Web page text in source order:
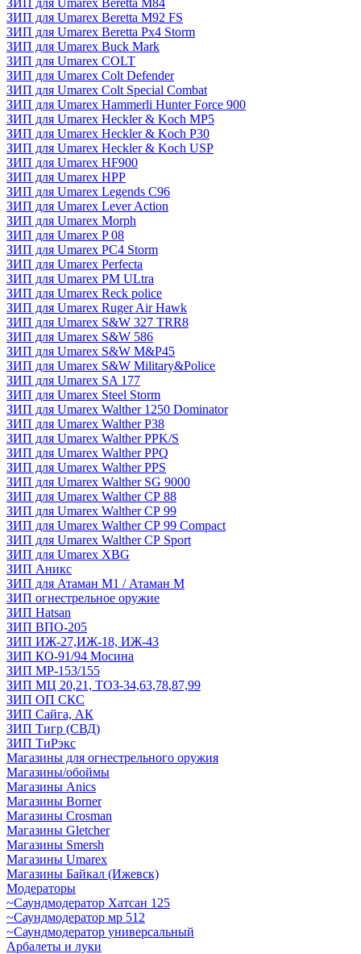
ЗИП для Umarex Beretta M84
ЗИП для Umarex Beretta M92 FS
ЗИП для Umarex Beretta Px4 Storm
ЗИП для Umarex Buck Mark
ЗИП для Umarex COLT
ЗИП для Umarex Colt Defender
ЗИП для Umarex Colt Special Combat
ЗИП для Umarex Hammerli Hunter Force 900
ЗИП для Umarex Heckler & Koch MP5
ЗИП для Umarex Heckler & Koch P30
ЗИП для Umarex Heckler & Koch USP
ЗИП для Umarex HF900
ЗИП для Umarex HPP
ЗИП для Umarex Legends C96
ЗИП для Umarex Lever Action
ЗИП для Umarex Morph
ЗИП для Umarex P 08
ЗИП для Umarex PC4 Storm
ЗИП для Umarex Perfecta
ЗИП для Umarex PM ULtra
ЗИП для Umarex Reck police
ЗИП для Umarex Ruger Air Hawk
ЗИП для Umarex S&W 327 TRR8
ЗИП для Umarex S&W 586
ЗИП для Umarex S&W M&P45
ЗИП для Umarex S&W Military&Police
ЗИП для Umarex SA 177
ЗИП для Umarex Steel Storm
ЗИП для Umarex Walther 1250 Dominator
ЗИП для Umarex Walther P38
ЗИП для Umarex Walther PPK/S
ЗИП для Umarex Walther PPQ
ЗИП для Umarex Walther PPS
ЗИП для Umarex Walther SG 9000
ЗИП для Umarex Walther СР 88
ЗИП для Umarex Walther СР 99
ЗИП для Umarex Walther СР 99 Compact
ЗИП для Umarex Walther СР Sport
ЗИП для Umarex XBG
ЗИП Аникс
ЗИП для Атаман М1 / Атаман М
ЗИП огнестрельное оружие
ЗИП Hatsan
ЗИП ВПО-205
ЗИП ИЖ-27,ИЖ-18, ИЖ-43
ЗИП КО-91/94 Мосина
ЗИП МР-153/155
ЗИП МЦ 20,21, ТОЗ-34,63,78,87,99
ЗИП ОП СКС
ЗИП Сайга, АК
ЗИП Тигр (СВД)
ЗИП ТиРэкс
Магазины для огнестрельного оружия
Магазины/обоймы
Магазины Anics
Магазины Borner
Магазины Crosman
Магазины Gletcher
Магазины Smersh
Магазины Umarex
Магазины Байкал (Ижевск)
Модераторы
~Cаундмодератор Хатсан 125
~Саундмодератор мр 512
~Саундмодератор универсальный
Арбалеты и луки